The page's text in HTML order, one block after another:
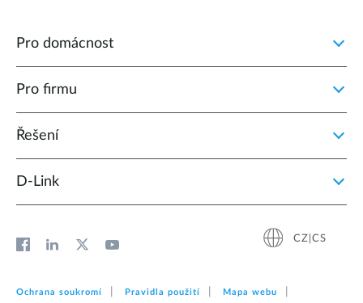
Pro domácnost
Pro firmu
Řešení
D‑Link
CZ|CS
Ochrana soukromí Pravidla použití Mapa webu